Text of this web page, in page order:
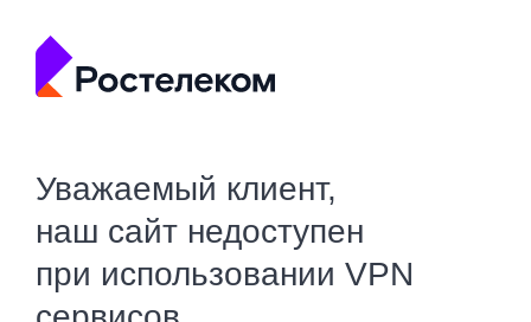
Уважаемый клиент,
наш сайт недоступен
при использовании VPN